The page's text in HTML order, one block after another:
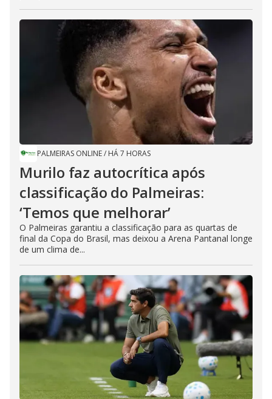
PALMEIRAS ONLINE/ HÁ 7 HORAS
Murilo faz autocrítica após
classificação do Palmeiras:
‘Temos que melhorar’
O Palmeiras garantiu a classificação para as quartas de
final da Copa do Brasil, mas deixou a Arena Pantanal longe
de um clima de...